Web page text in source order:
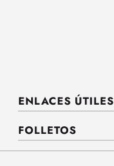
ENLACES ÚTILES
FOLLETOS